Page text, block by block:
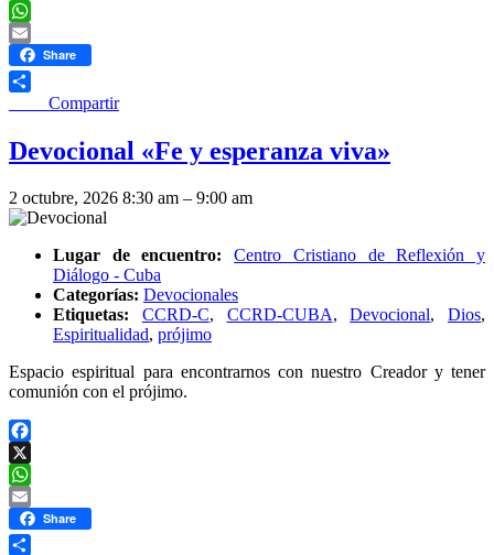
X
WhatsApp
EmailShare
____ Compartir
Devocional «Fe y esperanza viva»
2 octubre, 2026 8:30 am – 9:00 am
Lugar de encuentro:
Centro Cristiano de Reflexión y
Diálogo - Cuba
Categorías: Devocionales
Etiquetas:
CCRD-C, CCRD-CUBA,Devocional, Dios,
Espiritualidad, prójimo
Espacio espiritual para encontrarnos con nuestro Creador y tener
comunión con el prójimo.
Facebook
X
WhatsApp
EmailShare